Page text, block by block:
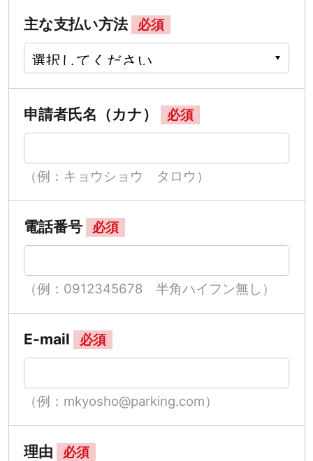
主な支払い方法 必須
申請者氏名（カナ） 必須
（例：キョウショウ タロウ）
電話番号 必須
（例：0912345678 半角ハイフン無し）
E-mail 必須
（例：mkyosho@parking.com）
理由 必須